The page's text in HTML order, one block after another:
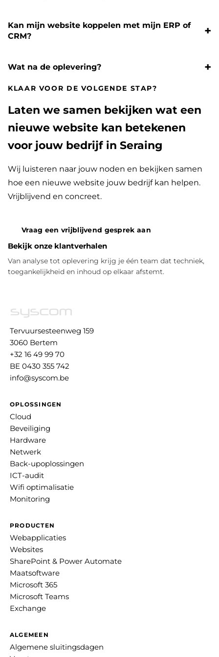
Kan mijn website koppelen met mijn ERP of
CRM?
Wat na de oplevering?
KLAAR VOOR DE VOLGENDE STAP?
Laten we samen bekijken wat een
nieuwe website kan betekenen
voor jouw bedrijf in Seraing
Wij luisteren naar jouw noden en bekijken samen
hoe een nieuwe website jouw bedrijf kan helpen.
Vrijblijvend en concreet.
Vraag een vrijblijvend gesprek aan
Bekijk onze klantverhalen
Van analyse tot oplevering krijg je één team dat techniek,
toegankelijkheid en inhoud op elkaar afstemt.
Tervuursesteenweg 159
3060 Bertem
+32 16 49 99 70
BE 0430 355 742
info@syscom.be
OPLOSSINGEN
Cloud
Beveiliging
Hardware
Netwerk
Back-upoplossingen
ICT-audit
Wifi optimalisatie
Monitoring
PRODUCTEN
Webapplicaties
Websites
SharePoint & Power Automate
Maatsoftware
Microsoft 365
Microsoft Teams
Exchange
ALGEMEEN
Algemene sluitingsdagen